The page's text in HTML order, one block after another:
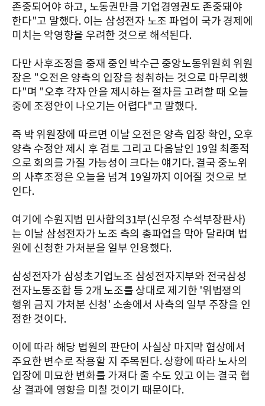
존중되어야 하고, 노동권만큼 기업경영권도 존중돼야
한다"고 말했다. 이는 삼성전자 노조 파업이 국가 경제에
미치는 악영향을 우려한 것으로 해석된다.
다만 사후조정을 중재 중인 박수근 중앙노동위원회 위원
장은 "오전은 양측의 입장을 청취하는 것으로 마무리했
다"며 "오후 각자 안을 제시하는 절차를 고려할 때 오늘
중에 조정안이 나오기는 어렵다"고 말했다.
즉 박 위원장에 따르면 이날 오전은 양측 입장 확인, 오후
양측 수정안 제시 후 검토 그리고 다음날인 19일 최종적
으로 회의를 가질 가능성이 크다는 얘기다. 결국 중노위
의 사후조정은 오늘을 넘겨 19일까지 이어질 것으로 보
인다.
여기에 수원지법 민사합의31부(신우정 수석부장판사)
는 이날 삼성전자가 노조 측의 총파업을 막아 달라며 법
원에 신청한 가처분을 일부 인용했다.
삼성전자가 삼성초기업노조 삼성전자지부와 전국삼성
전자노동조합 등 2개 노조를 상대로 제기한 '위법쟁의
행위 금지 가처분 신청' 소송에서 사측의 일부 주장을 인
정한 것이다.
이에 따라 해당 법원의 판단이 사실상 마지막 협상에서
주요한 변수로 작용할 지 주목된다. 상황에 따라 노사의
입장에 미묘한 변화를 가져다 줄 수도 있고 이는 결국 협
상 결과에 영향을 미칠 것이기 때문이다.